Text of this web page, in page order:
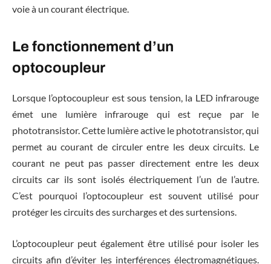
voie à un courant électrique.
Le fonctionnement d’un
optocoupleur
Lorsque l’optocoupleur est sous tension, la LED infrarouge
émet une lumière infrarouge qui est reçue par le
phototransistor. Cette lumière active le phototransistor, qui
permet au courant de circuler entre les deux circuits. Le
courant ne peut pas passer directement entre les deux
circuits car ils sont isolés électriquement l’un de l’autre.
C’est pourquoi l’optocoupleur est souvent utilisé pour
protéger les circuits des surcharges et des surtensions.
L’optocoupleur peut également être utilisé pour isoler les
circuits afin d’éviter les interférences électromagnétiques.